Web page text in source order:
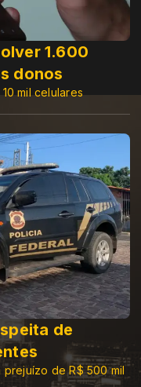
1.600
donos
mil celulares
de
prejuízo de R$ 500 mil